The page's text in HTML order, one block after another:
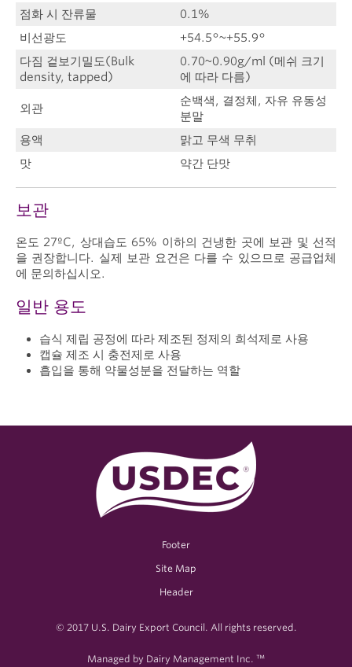
점화 시 잔류물
0.1%
비선광도
+54.5°~+55.9°
다짐 겉보기밀도(Bulk
density, tapped)
0.70~0.90g/ml (메쉬 크기
에 따라 다름)
외관
순백색, 결정체, 자유 유동성
분말
용액
맑고 무색 무취
맛
약간 단맛
보관
온도 27ºC, 상대습도 65% 이하의 건냉한 곳에 보관 및 선적
을 권장합니다. 실제 보관 요건은 다를 수 있으므로 공급업체
에 문의하십시오.
일반 용도
습식 제립 공정에 따라 제조된 정제의 희석제로 사용
캡슐 제조 시 충전제로 사용
흡입을 통해 약물성분을 전달하는 역할
Footer
Site Map
Header
© 2017 U.S. Dairy Export Council. All rights reserved.
Managed by Dairy Management Inc. ™